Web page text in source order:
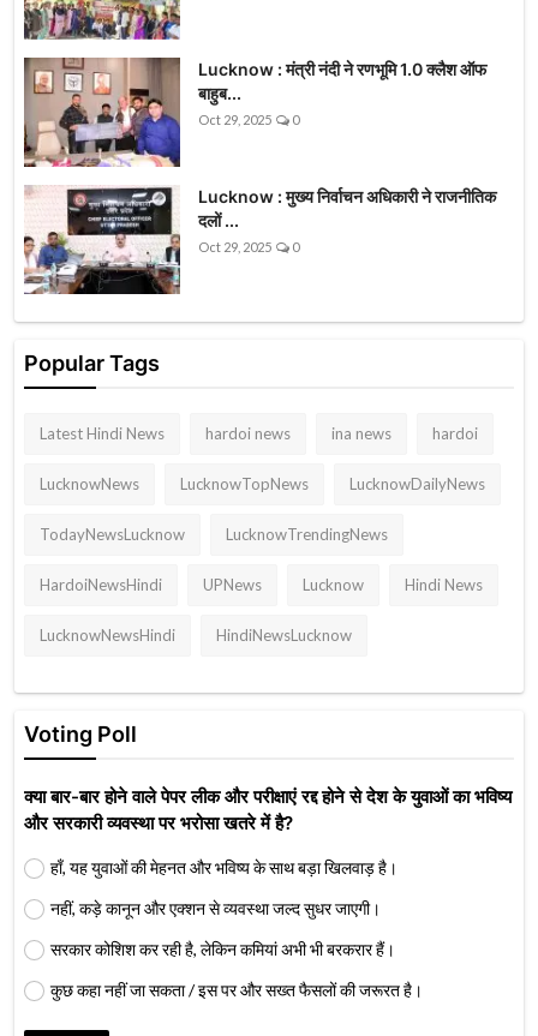
Lucknow : मंत्री नंदी ने रणभूमि 1.0 क्लैश ऑफ
बाहुब...
Oct 29, 2025 0
Lucknow : मुख्य निर्वाचन अधिकारी ने राजनीतिक
दलों ...
Oct 29, 2025 0
Popular Tags
Latest Hindi News hardoi news ina news hardoi
LucknowNews LucknowTopNews LucknowDailyNews
TodayNewsLucknow LucknowTrendingNews
HardoiNewsHindi UPNews Lucknow Hindi News
LucknowNewsHindi HindiNewsLucknow
Voting Poll
क्या बार-बार होने वाले पेपर लीक और परीक्षाएं रद्द होने से देश के युवाओं का भविष्य
और सरकारी व्यवस्था पर भरोसा खतरे में है?
हाँ, यह युवाओं की मेहनत और भविष्य के साथ बड़ा खिलवाड़ है।
नहीं, कड़े कानून और एक्शन से व्यवस्था जल्द सुधर जाएगी।
सरकार कोशिश कर रही है, लेकिन कमियां अभी भी बरकरार हैं।
कुछ कहा नहीं जा सकता / इस पर और सख्त फैसलों की जरूरत है।